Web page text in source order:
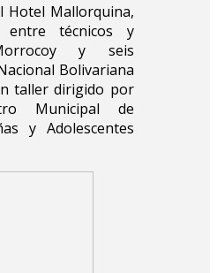
Hotel Mallorquina,
entre técnicos y
y seis
Bolivariana
taller dirigido por
Municipal de
y Adolescentes